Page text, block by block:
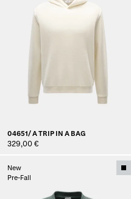
04651/ A TRIP IN A BAG
329,00 €
New
Pre-Fall